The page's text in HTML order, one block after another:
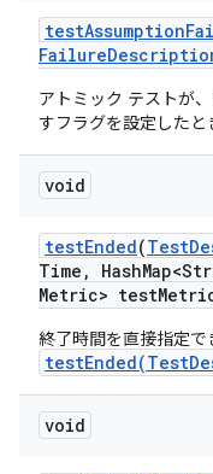
testAssumption
Failure
アトミック テストが
すフラグを設定したと
void
testEnded(Test
Time , Hash
Metric> test
終了時間を直接指定で
void